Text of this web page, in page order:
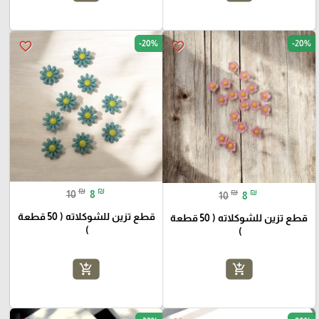
favorite_border -20%
10 ₪ 8 ₪
قطع تزين للشوكلاته ( 50 قطعة
)
add_shopping_cart
favorite_border -20%
10 ₪ 8 ₪
قطع تزين للشوكلاته ( 50 قطعة
)
add_shopping_cart